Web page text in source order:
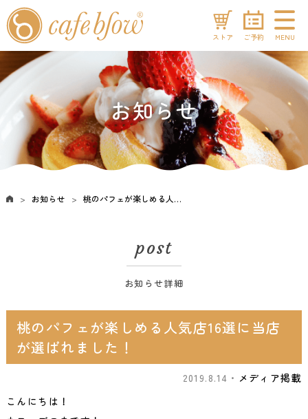
MENU
ご予約
ストア
お知らせ
お知らせ 桃のパフェが楽しめる人気店16選に当店が選ばれました！
post
お知らせ詳細
桃のパフェが楽しめる人気店16選に当店
が選ばれました！
2019.8.14・ メディア掲載
こんにちは！